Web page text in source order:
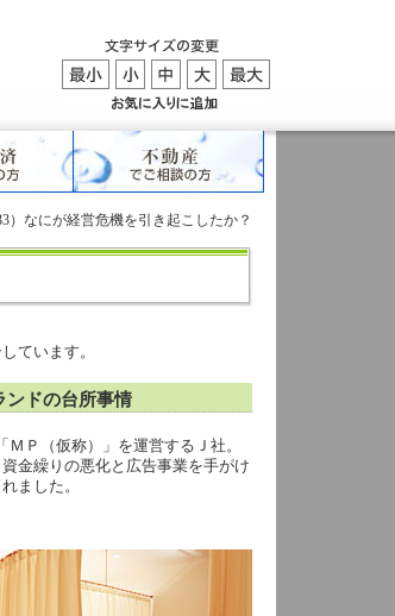
）なにが経営危機を引き起こしたか？
ています。
ンドの台所事情
Ｐ（仮称）」を運営するＪ社。
金繰りの悪化と広告事業を手がけ
ました。